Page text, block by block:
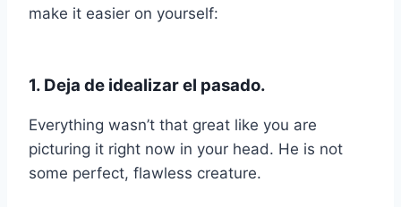
make it easier on yourself:
1. Deja de idealizar el pasado.
Everything wasn’t that great like you are
picturing it right now in your head. He is not
some perfect, flawless creature.